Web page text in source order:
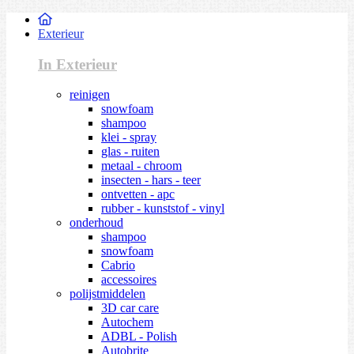
Exterieur
In Exterieur
reinigen
snowfoam
shampoo
klei - spray
glas - ruiten
metaal - chroom
insecten - hars - teer
ontvetten - apc
rubber - kunststof - vinyl
onderhoud
shampoo
snowfoam
Cabrio
accessoires
polijstmiddelen
3D car care
Autochem
ADBL - Polish
Autobrite